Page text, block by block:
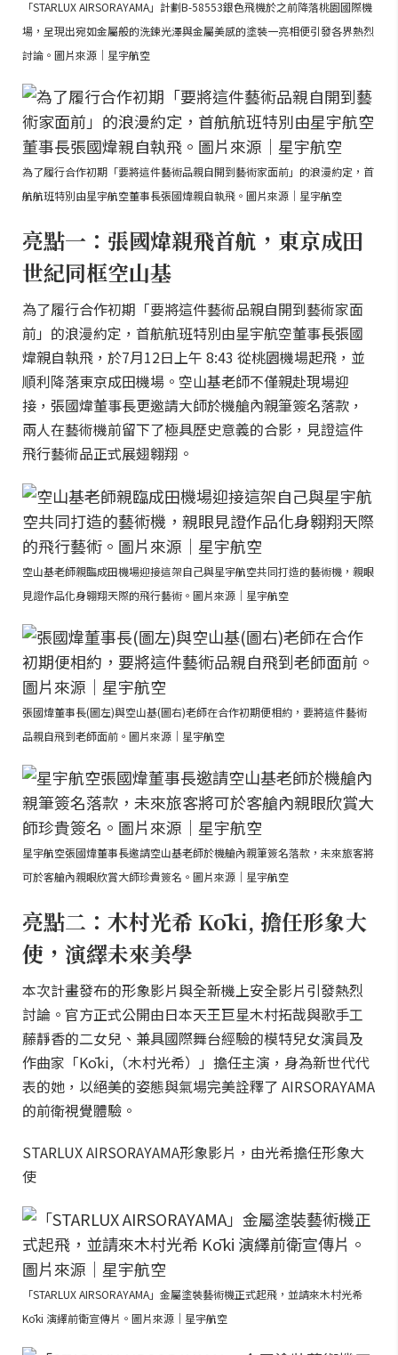
「STARLUX AIRSORAYAMA」計劃B-58553銀色飛機於之前降落桃園國際機
場，呈現出宛如金屬般的洗鍊光澤與金屬美感的塗裝一亮相便引發各界熱烈
討論。圖片來源｜星宇航空
為了履行合作初期「要將這件藝術品親自開到藝術家面前」的浪漫約定，首
航航班特別由星宇航空董事長張國煒親自執飛。圖片來源｜星宇航空
亮點一：張國煒親飛首航，東京成田
世紀同框空山基
為了履行合作初期「要將這件藝術品親自開到藝術家面
前」的浪漫約定，首航航班特別由星宇航空董事長張國
煒親自執飛，於7月12日上午 8:43 從桃園機場起飛，並
順利降落東京成田機場。空山基老師不僅親赴現場迎
接，張國煒董事長更邀請大師於機艙內親筆簽名落款，
兩人在藝術機前留下了極具歷史意義的合影，見證這件
飛行藝術品正式展翅翱翔。
空山基老師親臨成田機場迎接這架自己與星宇航空共同打造的藝術機，親眼
見證作品化身翱翔天際的飛行藝術。圖片來源｜星宇航空
張國煒董事長(圖左)與空山基(圖右)老師在合作初期便相約，要將這件藝術
品親自飛到老師面前。圖片來源｜星宇航空
星宇航空張國煒董事長邀請空山基老師於機艙內親筆簽名落款，未來旅客將
可於客艙內親眼欣賞大師珍貴簽名。圖片來源｜星宇航空
亮點二：木村光希 Kōki, 擔任形象大
使，演繹未來美學
本次計畫發布的形象影片與全新機上安全影片引發熱烈
討論。官方正式公開由日本天王巨星木村拓哉與歌手工
藤靜香的二女兒、兼具國際舞台經驗的模特兒女演員及
作曲家「Kōki,（木村光希）」擔任主演，身為新世代代
表的她，以絕美的姿態與氣場完美詮釋了 AIRSORAYAMA
的前衛視覺體驗。
STARLUX AIRSORAYAMA形象影片，由光希擔任形象大
使
「STARLUX AIRSORAYAMA」金屬塗裝藝術機正式起飛，並請來木村光希
Kōki 演繹前衛宣傳片。圖片來源｜星宇航空